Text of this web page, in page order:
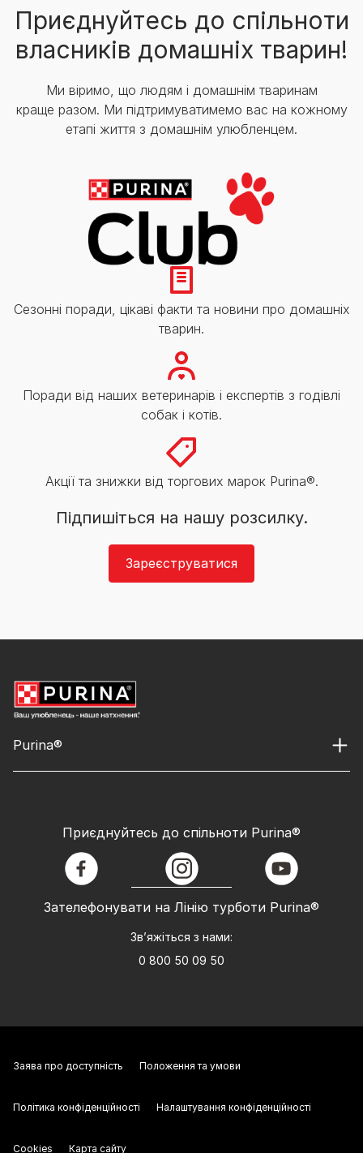
Приєднуйтесь до спільноти
власників домашніх тварин!
Ми віримо, що людям і домашнім тваринам
краще разом. Ми підтримуватимемо вас на кожному
етапі життя з домашнім улюбленцем.
Сезонні поради, цікаві факти та новини про домашніх
тварин.
Поради від наших ветеринарів і експертів з годівлі
собак і котів.
Акції та знижки від торгових марок Purina®.
Підпишіться на нашу розсилку.
Зареєструватися
Purina®
Зателефонувати на Лінію турботи Purina®
Зв’яжіться з нами:
0 800 50 09 50
Приєднуйтесь до спільноти Purina®
facebook instagram youtube
Заява про доступність Положення та умови
Політика конфіденційності Налаштування конфіденційності
Cookies Карта сайту